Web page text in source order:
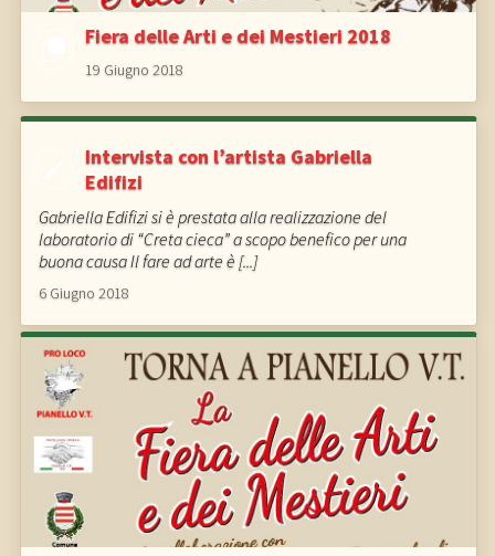
Fiera delle Arti e dei Mestieri 2018
19 Giugno 2018
Intervista con l’artista Gabriella
Edifizi
Gabriella Edifizi si è prestata alla realizzazione del
laboratorio di “Creta cieca” a scopo benefico per una
buona causa Il fare ad arte è [...]
6 Giugno 2018